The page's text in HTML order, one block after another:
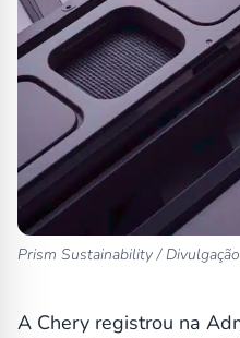
Prism Sustainability / Divulgação
A Chery registrou na